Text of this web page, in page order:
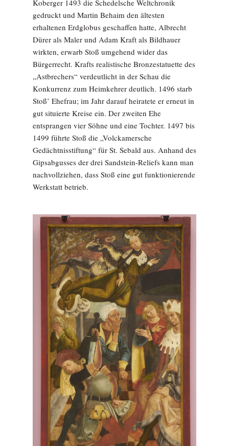
Koberger 1493 die Schedelsche Weltchronik
gedruckt und Martin Behaim den ältesten
erhaltenen Erdglobus geschaffen hatte, Albrecht
Dürer als Maler und Adam Kraft als Bildhauer
wirkten, erwarb Stoß umgehend wider das
Bürgerrecht. Krafts realistische Bronzestatuette des
„Astbrechers“ verdeutlicht in der Schau die
Konkurrenz zum Heimkehrer deutlich. 1496 starb
Stoß’ Ehefrau; im Jahr darauf heiratete er erneut in
gut situierte Kreise ein. Der zweiten Ehe
entsprangen vier Söhne und eine Tochter. 1497 bis
1499 führte Stoß die „Volckamersche
Gedächtnisstiftung“ für St. Sebald aus. Anhand des
Gipsabgusses der drei Sandstein-Reliefs kann man
nachvollziehen, dass Stoß eine gut funktionierende
Werkstatt betrieb.